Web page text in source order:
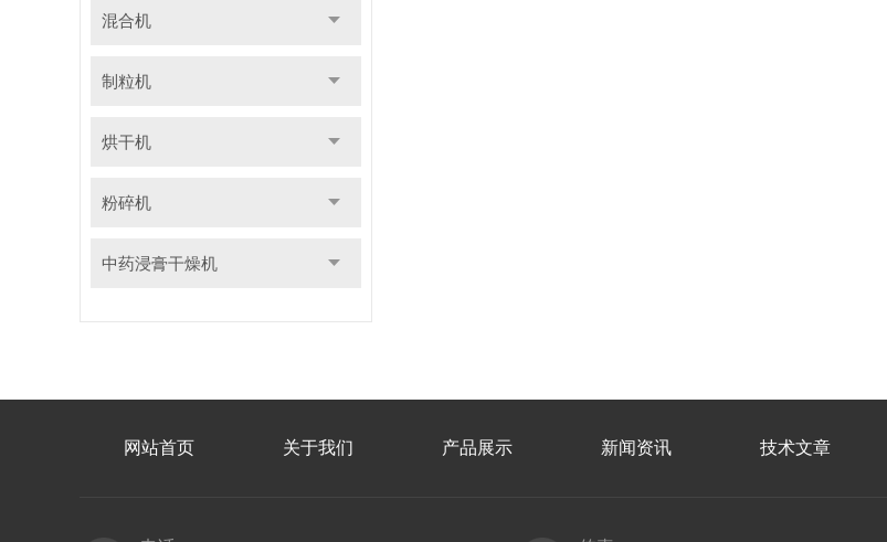
混合机
制粒机
烘干机
粉碎机
中药浸膏干燥机
网站首页 关于我们 产品展示 新闻资讯 技术文章